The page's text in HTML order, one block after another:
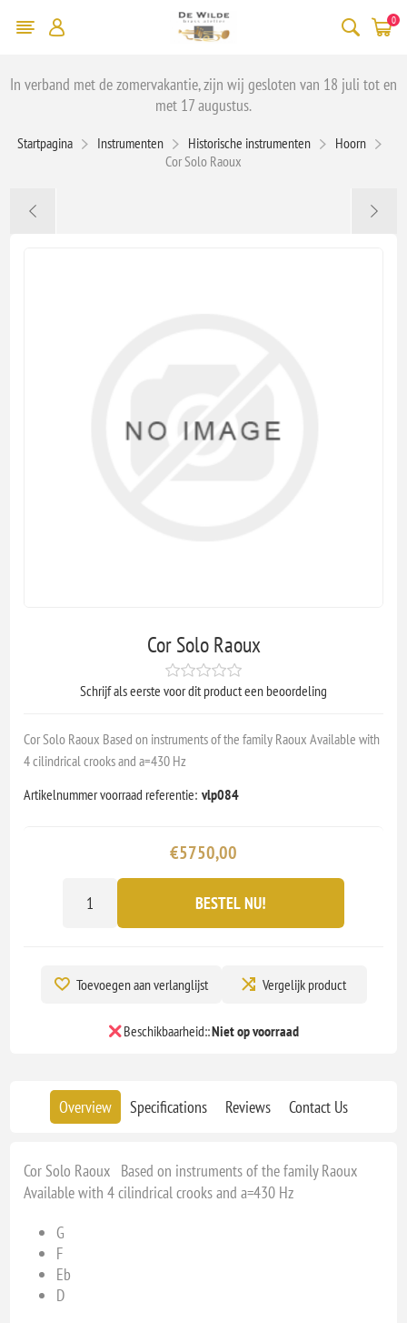
0
In verband met de zomervakantie, zijn wij gesloten van 18 juli tot en
met 17 augustus.
Startpagina Instrumenten Historische instrumenten
Hoorn
Cor Solo Raoux
Cor Solo Raoux
Schrijf als eerste voor dit product een beoordeling
Cor Solo Raoux Based on instruments of the family Raoux Available with
4 cilindrical crooks and a=430 Hz
Artikelnummer voorraad referentie: vlp084
€5750,00
BESTEL NU!
Toevoegen aan verlanglijst Vergelijk product
Beschikbaarheid::Niet op voorraad
Overview Specifications Reviews Contact Us
Cor Solo Raoux Based on instruments of the family Raoux
Available with 4 cilindrical crooks and a=430 Hz
G
F
Eb
D